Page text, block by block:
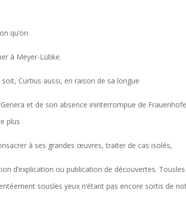
qu’on
à Meyer-Lübke.
soit, Curtius aussi, en raison de sa longue
et de son absence ininterrompue de
plus
à ses grandes œuvres, traiter de cas isolés,
d’explication ou publication de découvertes.
sousles yeux n’étant pas encore sortis de